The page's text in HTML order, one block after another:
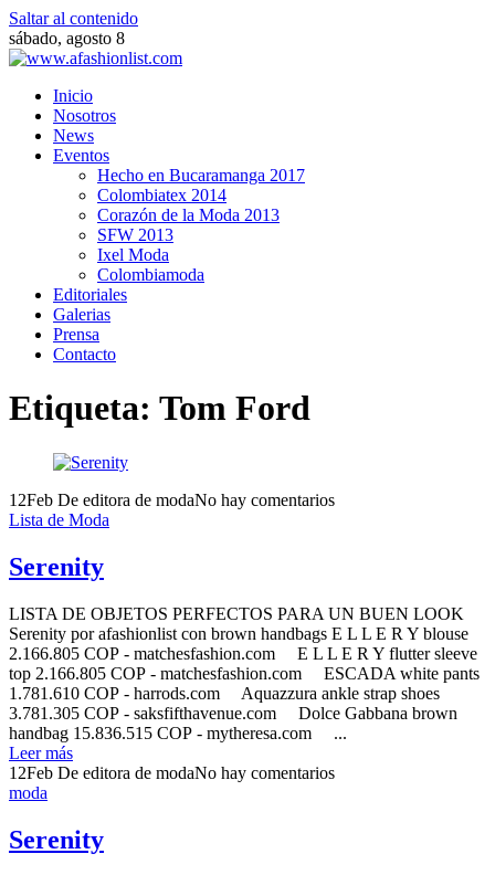
Saltar al contenido
sábado, agosto 8
Inicio
Nosotros
News
Eventos
Hecho en Bucaramanga 2017
Colombiatex 2014
Corazón de la Moda 2013
SFW 2013
Ixel Moda
Colombiamoda
Editoriales
Galerias
Prensa
Contacto
Etiqueta: Tom Ford
12Feb De editora de modaNo hay comentarios
Lista de Moda
Serenity
LISTA DE OBJETOS PERFECTOS PARA UN BUEN LOOK
Serenity por afashionlist con brown handbags E L L E R Y blouse
2.166.805 COP - matchesfashion.com E L L E R Y flutter sleeve
top 2.166.805 COP - matchesfashion.com ESCADA white pants
1.781.610 COP - harrods.com Aquazzura ankle strap shoes
3.781.305 COP - saksfifthavenue.com Dolce Gabbana brown
handbag 15.836.515 COP - mytheresa.com ...
Leer más
12Feb De editora de modaNo hay comentarios
moda
Serenity